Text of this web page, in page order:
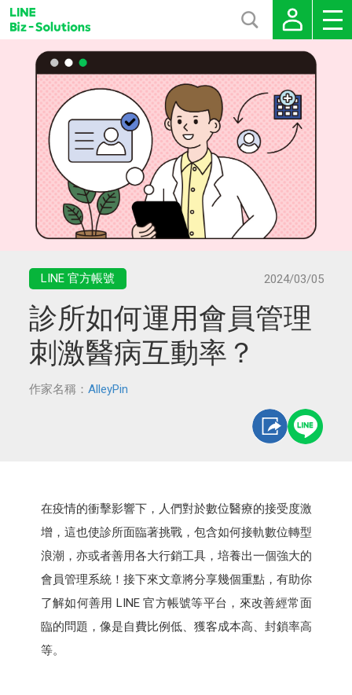
LINE 官方帳號 2024/03/05
診所如何運用會員管理
刺激醫病互動率？
作家名稱： AlleyPin
在疫情的衝擊影響下，人們對於數位醫療的接受度激
增，這也使診所面臨著挑戰，包含如何接軌數位轉型
浪潮，亦或者善用各大行銷工具，培養出一個強大的
會員管理系統！接下來文章將分享幾個重點，有助你
了解如何善用 LINE 官方帳號等平台，來改善經常面
臨的問題，像是自費比例低、獲客成本高、封鎖率高
等。